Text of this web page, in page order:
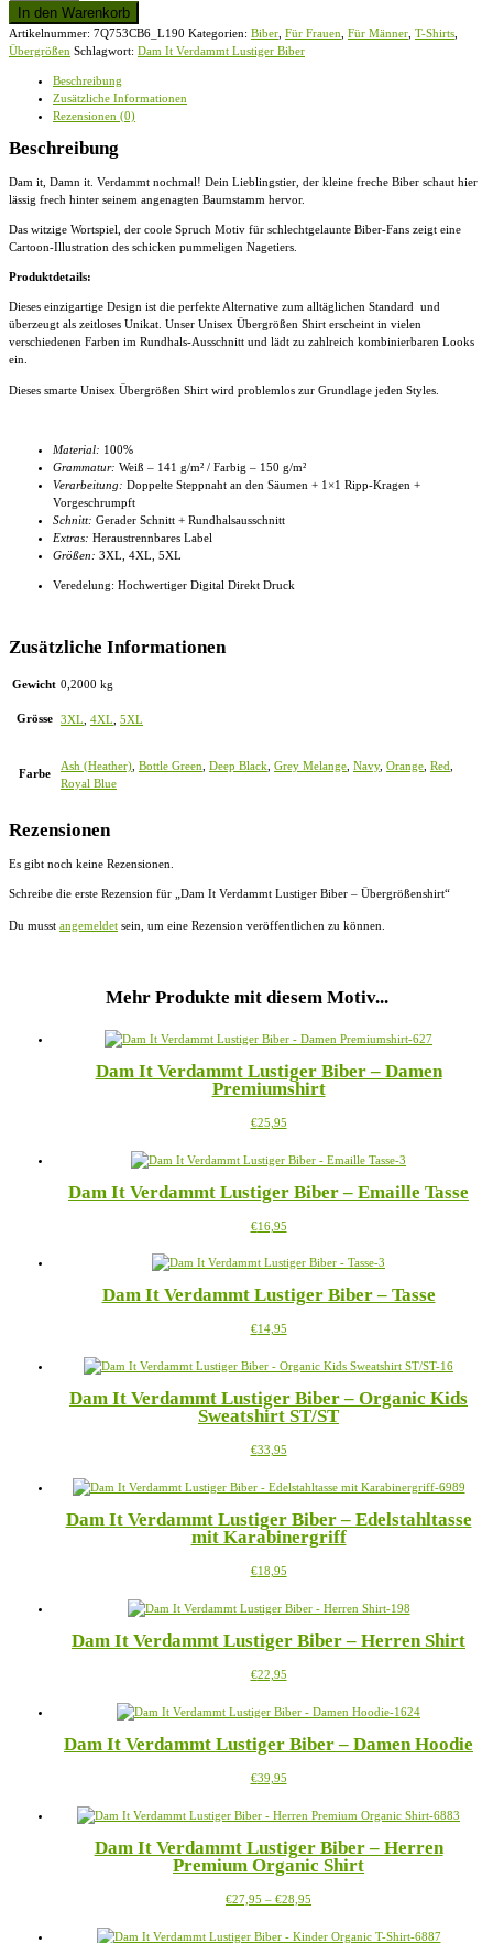
It
Verdammt
Lustiger
Biber
Übergrößenshirt
In den Warenkorb
Artikelnummer: 7Q753CB6_L190 Kategorien: Biber Für Frauen Für Männer T-Shirts
Übergrößen Schlagwort: Dam It Verdammt Lustiger Biber
Beschreibung
Zusätzliche Informationen
Rezensionen (0)
Beschreibung
Dam it, Damn it. Verdammt nochmal! Dein Lieblingstier, der kleine freche Biber schaut hier
lässig frech hinter seinem angenagten Baumstamm hervor.
Das witzige Wortspiel, der coole Spruch Motiv für schlechtgelaunte Biber-Fans zeigt eine
Cartoon-Illustration des schicken pummeligen Nagetiers.
Produktdetails:
Dieses einzigartige Design ist die perfekte Alternative zum alltäglichen Standard und
überzeugt als zeitloses Unikat. Unser Unisex Übergrößen Shirt erscheint in vielen
verschiedenen Farben im Rundhals-Ausschnitt und lädt zu zahlreich kombinierbaren Looks
ein.
Dieses smarte Unisex Übergrößen Shirt wird problemlos zur Grundlage jeden Styles.
Material: 100%
Grammatur: Weiß – 141 g/m² / Farbig – 150 g/m²
Verarbeitung: Doppelte Steppnaht an den Säumen + 1×1 Ripp-Kragen +
Vorgeschrumpft
Schnitt: Gerader Schnitt + Rundhalsausschnitt
Extras: Heraustrennbares Label
Größen: 3XL, 4XL , 5XL
Veredelung: Hochwertiger Digital Direkt Druck
Zusätzliche Informationen
Gewicht 0,2000 kg
Grösse 3XL 4XL 5XL
Farbe
Ash (Heather) Bottle Green Deep Black Grey Melange Navy, Orange Red
Royal Blue
Rezensionen
Es gibt noch keine Rezensionen.
Schreibe die erste Rezension für „Dam It Verdammt Lustiger Biber – Übergrößenshirt“
Du musst angemeldet sein, um eine Rezension veröffentlichen zu können.
Mehr Produkte mit diesem Motiv...
Dam It Verdammt Lustiger Biber – Damen
Premiumshirt
€25,95Dieses
weist
Varianten
Die
können
der
gewählt
Dam It Verdammt Lustiger Biber – Emaille Tasse
€16,95Dieses
weist
Varianten
Die
können
der
Produktseite
werden
Dam It Verdammt Lustiger Biber – Tasse
€14,95Dieses
weist
Varianten
auf.
Optionen
auf
Produktseite
gewählt
Dam It Verdammt Lustiger Biber – Organic Kids
Sweatshirt ST/ST
€33,95Dieses
weist
Varianten
auf.
Optionen
auf
Produktseite
werden
Dam It Verdammt Lustiger Biber – Edelstahltasse
mit Karabinergriff
€18,95Dieses
weist
Varianten
Die
können
der
gewählt
Dam It Verdammt Lustiger Biber – Herren Shirt
€22,95Dieses
weist
Varianten
Die
können
der
Produktseite
werden
Dam It Verdammt Lustiger Biber – Damen Hoodie
€39,95Dieses
weist
Varianten
auf.
Optionen
auf
Dam It Verdammt Lustiger Biber – Herren
Premium Organic Shirt
€27,95 – €28,95
bis
weist